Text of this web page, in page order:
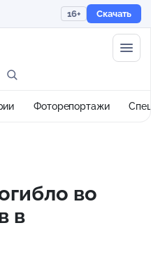
16+ Скачать
Фоторепортажи
во
в